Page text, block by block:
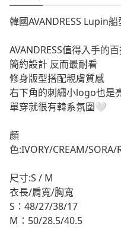
韓國AVANDRESS Lupin
AVANDRESS值得入手的
簡約設計 反而最耐看
修身版型搭配親膚質感
右下角的刺繡小logo也是
單穿就很有韓系氛圍🤍
顏
色:IVORY/CREAM/
尺寸:S / M
衣長/肩寬/胸寬
S：48/27/38/17
M：50/28.5/40.5